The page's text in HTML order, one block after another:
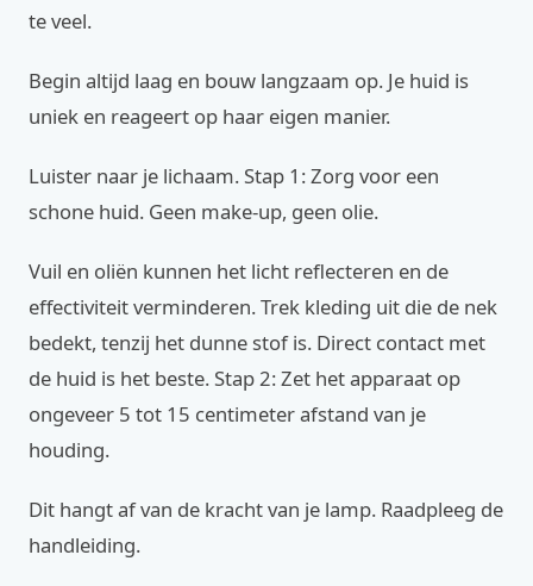
te veel.
Begin altijd laag en bouw langzaam op. Je huid is
uniek en reageert op haar eigen manier.
Luister naar je lichaam. Stap 1: Zorg voor een
schone huid. Geen make-up, geen olie.
Vuil en oliën kunnen het licht reflecteren en de
effectiviteit verminderen. Trek kleding uit die de nek
bedekt, tenzij het dunne stof is. Direct contact met
de huid is het beste. Stap 2: Zet het apparaat op
ongeveer 5 tot 15 centimeter afstand van je
houding.
Dit hangt af van de kracht van je lamp. Raadpleeg de
handleiding.